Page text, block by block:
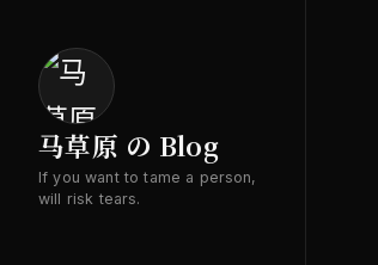
马草原 の Blog
If you want to tame a person,
will risk tears.